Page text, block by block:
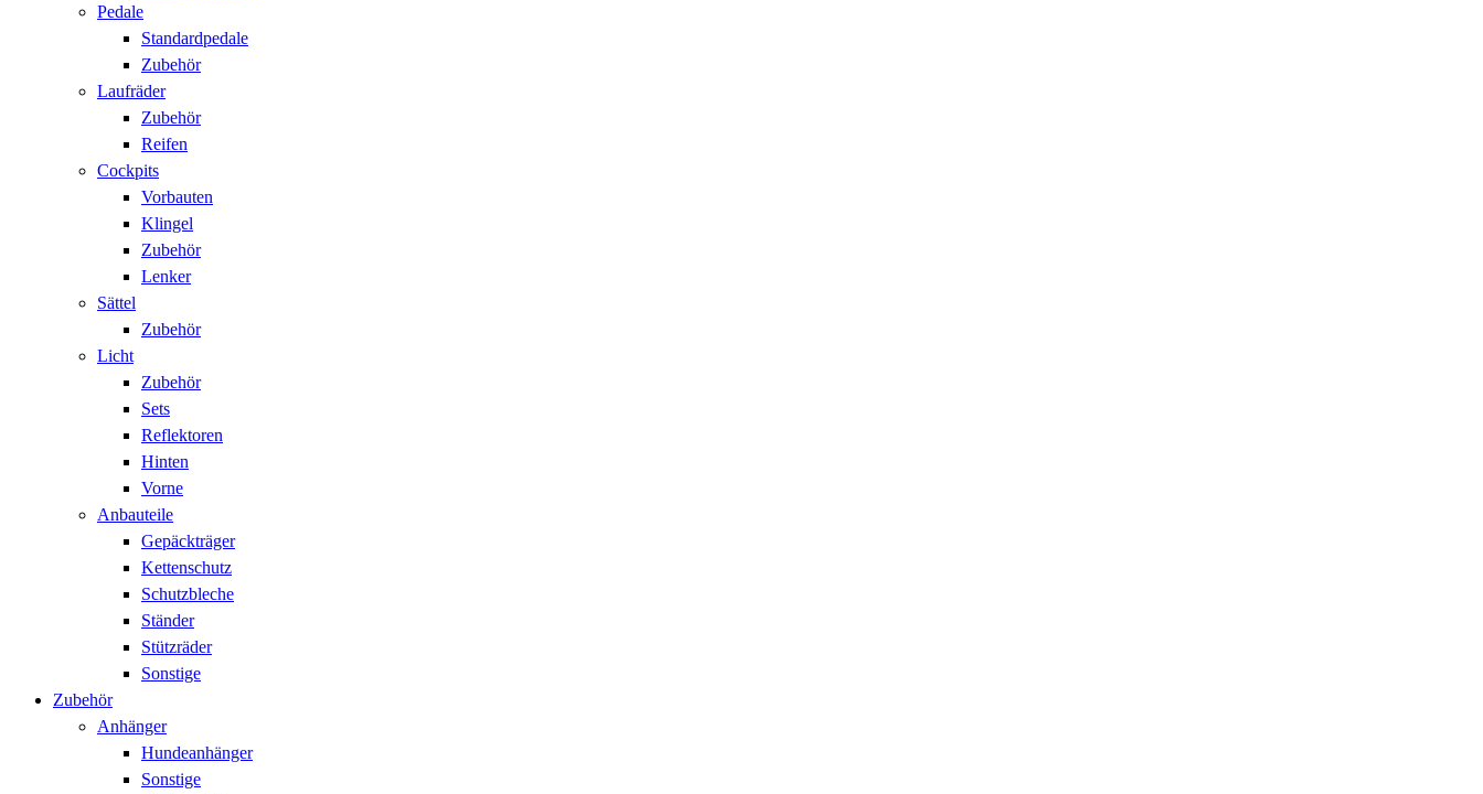
Pedale
Standardpedale
Zubehör
Laufräder
Zubehör
Reifen
Cockpits
Vorbauten
Klingel
Zubehör
Lenker
Sättel
Zubehör
Licht
Zubehör
Sets
Reflektoren
Hinten
Vorne
Anbauteile
Gepäckträger
Kettenschutz
Schutzbleche
Ständer
Stützräder
Sonstige
Zubehör
Anhänger
Hundeanhänger
Sonstige